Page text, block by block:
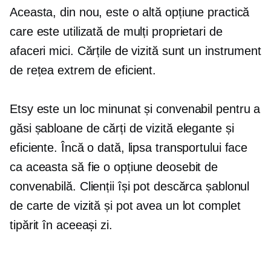
Aceasta, din nou, este o altă opțiune practică
care este utilizată de mulți proprietari de
afaceri mici. Cărțile de vizită sunt un instrument
de rețea extrem de eficient.
Etsy este un loc minunat și convenabil pentru a
găsi șabloane de cărți de vizită elegante și
eficiente. Încă o dată, lipsa transportului face
ca aceasta să fie o opțiune deosebit de
convenabilă. Clienții își pot descărca șablonul
de carte de vizită și pot avea un lot complet
tipărit în aceeași zi.